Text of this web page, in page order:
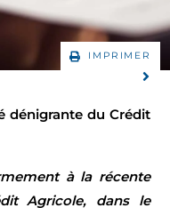
IMPRIMER
dénigrante du Crédit
à la récente
Agricole, dans le